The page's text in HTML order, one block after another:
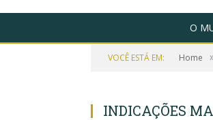
O
VOCÊ ESTÁ EM: Home
INDICAÇÕES